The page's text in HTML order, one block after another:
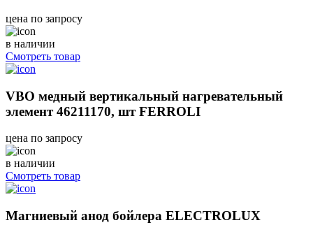
цена по запросу
в наличии
Смотреть товар
VBO медный вертикальный нагревательный
элемент 46211170, шт FERROLI
цена по запросу
в наличии
Смотреть товар
Магниевый анод бойлера ELECTROLUX